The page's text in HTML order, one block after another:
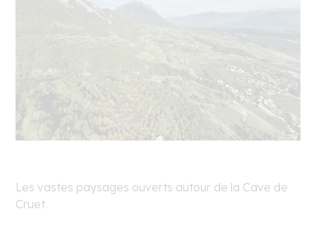
Les vastes paysages ouverts autour de la Cave de
Cruet.